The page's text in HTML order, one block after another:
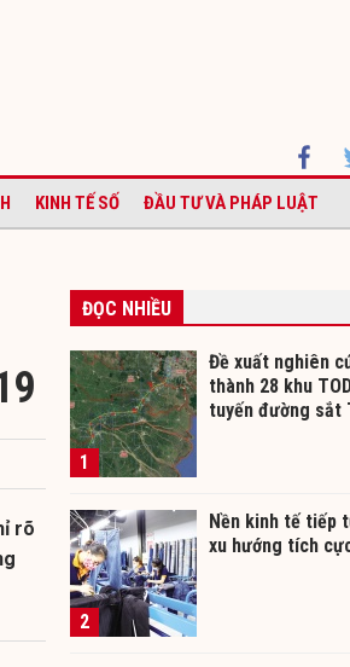
KINH TẾ SỐ ĐẦU TƯ VÀ PHÁP LUẬT
rõ
ĐỌC NHIỀU
1
Đề xuất nghiên
thành 28 khu
tuyến đường sắt
2
Nền kinh tế tiếp
xu hướng tích